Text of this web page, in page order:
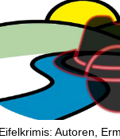
Die Stars:
Wer hat wo gedreht?
Mediathek
Impressum
Eifelkrimis: Autoren,